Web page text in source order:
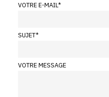
VOTRE E-MAIL*
SUJET*
VOTRE MESSAGE